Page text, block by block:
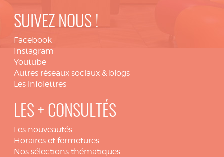
SUIVEZ NOUS !
Facebook
Instagram
Youtube
Autres réseaux sociaux & blogs
Les infolettres
LES + CONSULTÉS
Les nouveautés
Horaires et fermetures
Nos sélections thématiques